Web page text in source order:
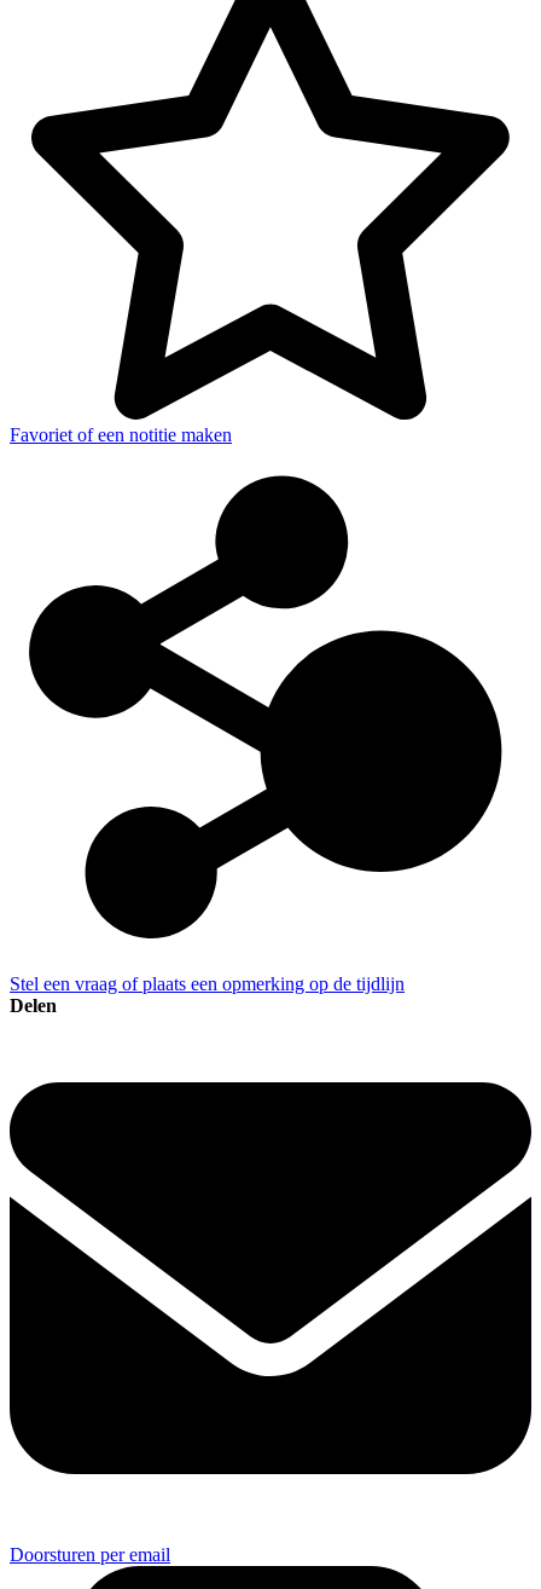
Favoriet of een notitie maken
Stel een vraag of plaats een opmerking op de tijdlijn
Delen
Doorsturen per email